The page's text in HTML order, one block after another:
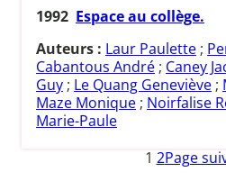
1992 Espace au collège.
Auteurs : Laur Paulette ;
Cabantous André ; Caney
Guy ; Le Quang Geneviève ;
Maze Monique ; Noirfalise
Marie-Paule
1 2Page